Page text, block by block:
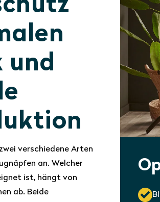
und
verschiedene Arten
an. Welcher
ist, hängt von
ab. Beide